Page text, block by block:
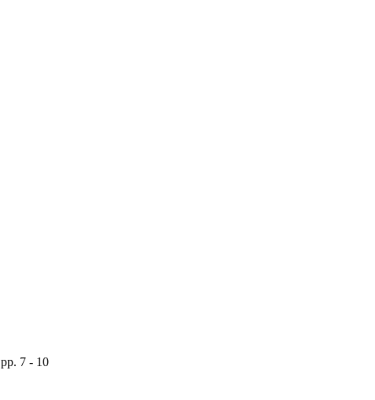
pp. 7 - 10